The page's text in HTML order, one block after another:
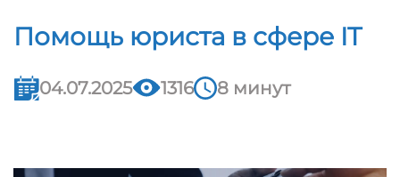
Помощь юриста в сфере IT
04.07.2025 1316 8 минут